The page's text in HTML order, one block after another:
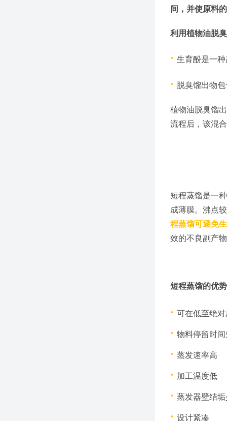
间，并使原料
利用植物油脱
· 生育酚是一
· 脱臭馏出物
植物油脱臭馏
流程后，该混
短程蒸馏是一
成薄膜。沸点
程蒸馏可避免
效的不良副产
短程蒸馏的优
· 可在低至绝
· 物料停留时
· 蒸发速率高
· 加工温度低
· 蒸发器壁结
· 设计紧凑